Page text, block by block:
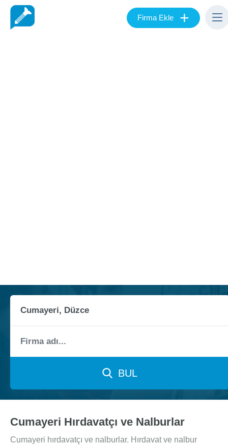
Firma Ekle +
BUL
Cumayeri Hırdavatçı ve Nalburlar
Cumayeri hırdavatçı ve nalburlar. Hırdavat ve nalbur